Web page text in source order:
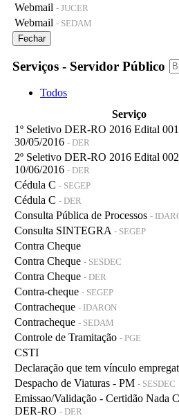
Webmail - JUCER
Webmail - SEDAM
Fechar
Serviços - Servidor Público
Todos
Serviço
1º Seletivo DER-RO 2016 Edital
30/05/2016 - DER
2º Seletivo DER-RO 2016 Edital
10/06/2016 - DER
Cédula C - SEGEP
Cédula C - DER
Consulta Pública de Processos -
Consulta SINTEGRA - SEGEP
Contra Cheque
Contra Cheque - SESDEC
Contra Cheque - DER
Contra-cheque - SEGEP
Contracheque - IDARON
Contracheque - SEDAM
Controle de Tramitação - PGE
CSTI
Declaração que tem vínculo
Despacho de Viaturas - PM - SESDEC
Emissao/Validação - Certidão Nada
DER-RO - DER